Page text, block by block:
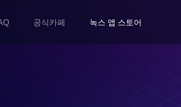
공식카페 녹스 앱 스토어